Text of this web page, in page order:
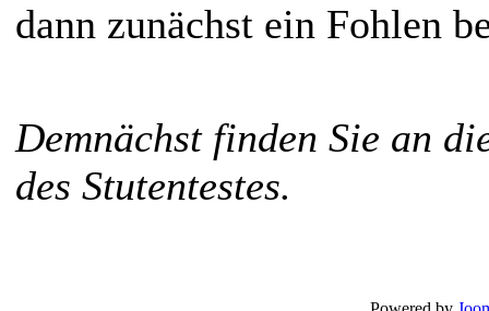
dann zunächst ein Fohlen
Demnächst finden Sie an
des Stutentestes.